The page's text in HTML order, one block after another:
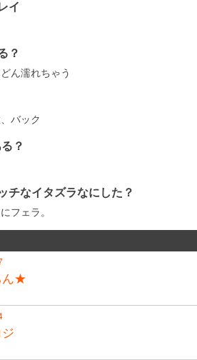
イ
？
ん濡れちゃう
バック
？
チなイタズラなにした？
フェラ。
ん★